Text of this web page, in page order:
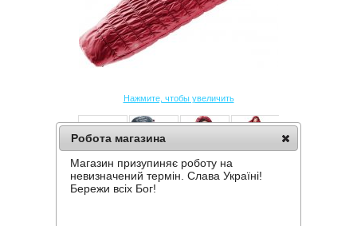
Нажмите, чтобы увеличить
СПАЛЬНИК DEUTER EXOSPHERE -6
Робота магазина
Магазин призупиняє роботу на
невизначений термін. Слава Україні!
Бережи всіх Бог!